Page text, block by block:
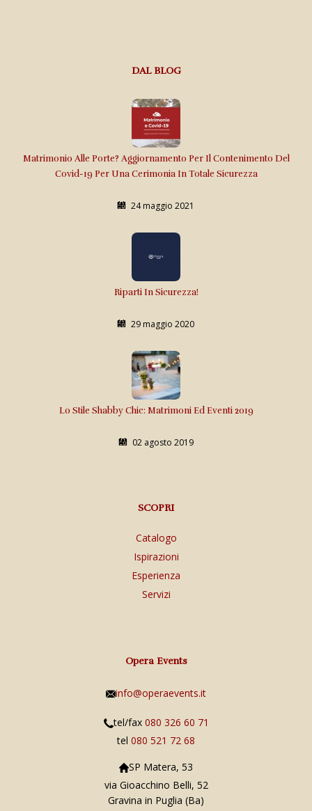
DAL BLOG
Matrimonio Alle Porte? Aggiornamento Per Il Contenimento Del
Covid-19 Per Una Cerimonia In Totale Sicurezza
24 maggio 2021
Riparti In Sicurezza!
29 maggio 2020
Lo Stile Shabby Chic: Matrimoni Ed Eventi 2019
02 agosto 2019
SCOPRI
Catalogo
Ispirazioni
Esperienza
Servizi
Opera Events
info@operaevents.it
tel/fax 080 326 60 71
tel 080 521 72 68
SP Matera, 53
via Gioacchino Belli, 52
Gravina in Puglia (Ba)